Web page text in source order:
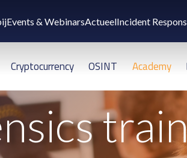
Events & WebinarsActueelIncident
Cryptocurrency OSINT Academy